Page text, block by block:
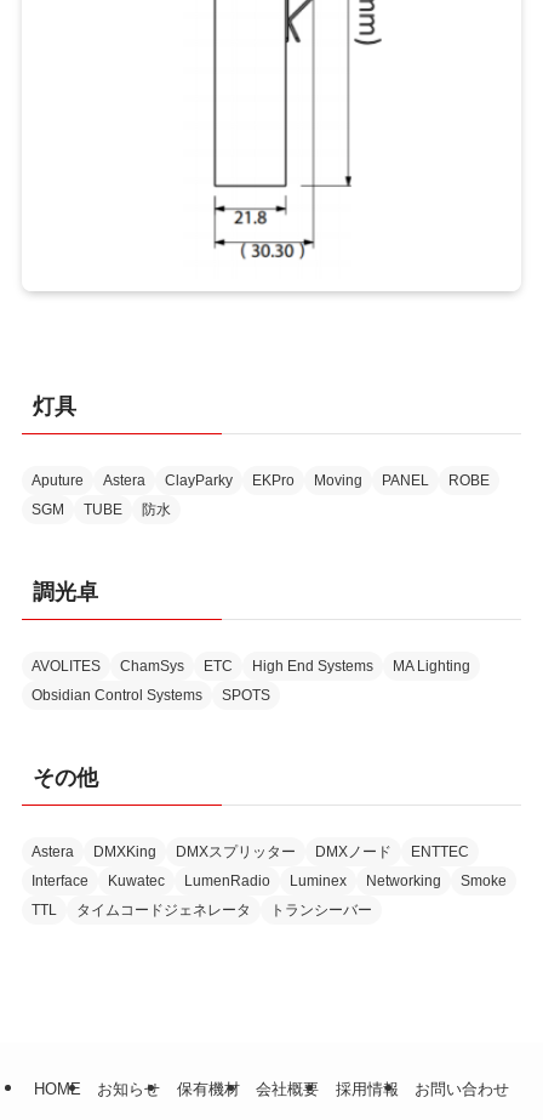
灯具
Aputure Astera ClayParky EKPro Moving PANEL
ROBE
SGM
TUBE 防水
調光卓
AVOLITES ChamSys ETC High End Systems
MA Lighting
Obsidian Control Systems
SPOTS
その他
Astera DMXKing DMXスプリッター DMXノード
ENTTEC
Interface
Kuwatec LumenRadio Luminex Networking
Smoke
TTL
タイムコードジェネレータ トランシーバー
HOME お知らせ 保有機材 会社概要 採用情報 お問い合わせ